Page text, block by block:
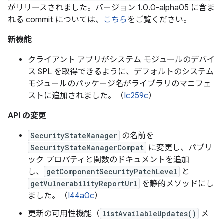
がリリースされました。バージョン 1.0.0-alpha05 に含ま
れる commit については、 こちらをご覧ください。
新機能
クライアント アプリがシステム モジュールのデバイ
ス SPL を取得できるように、デフォルトのシステム
モジュールのパッケージ名がライブラリのマニフェ
ストに追加されました。（Ic259c）
API の変更
SecurityStateManager の名前を
SecurityStateManagerCompat に変更し、パブリ
ック プロパティと関数のドキュメントを追加
し、
getComponentSecurityPatchLevel と
getVulnerabilityReportUrl を静的メソッドにし
ました。（I44a0c）
更新の可用性機能（ listAvailableUpdates()
メ